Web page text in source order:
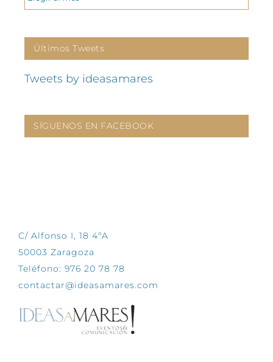
Últimos Tweets
Tweets by ideasamares
SÍGUENOS EN FACEBOOK
C/ Alfonso I, 18 4ºA
50003 Zaragoza
Teléfono: 976 20 78 78
contactar@ideasamares.com